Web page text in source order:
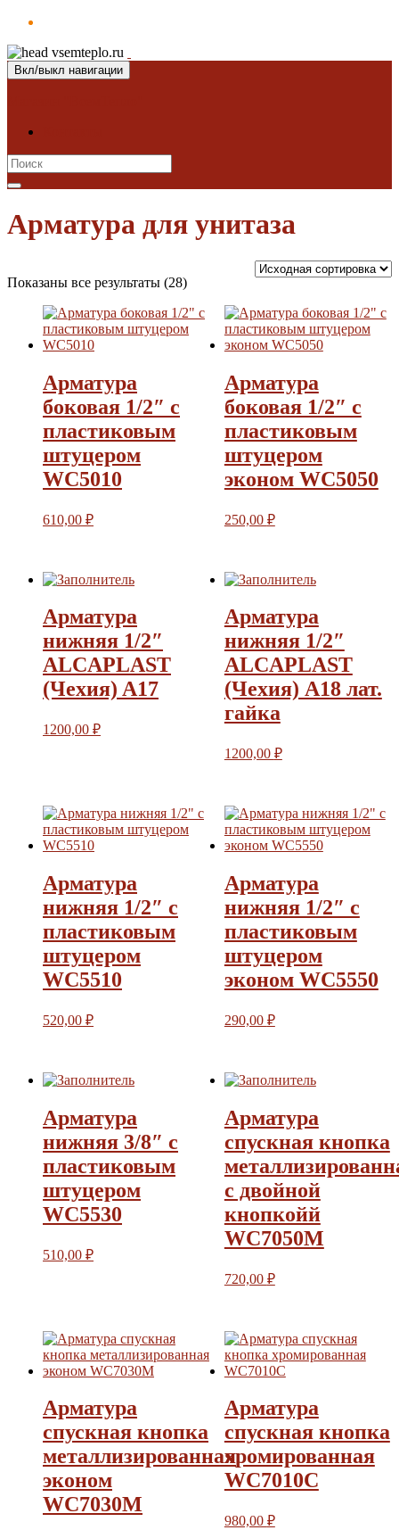
Вкл/выкл навигации
Search
for:
Арматура для унитаза
Показаны все результаты (28)
Арматура
боковая 1/2″ с
пластиковым
штуцером
WC5010
610,00 ₽
Арматура
боковая 1/2″ с
пластиковым
штуцером
эконом WC5050
250,00 ₽
Арматура
нижняя 1/2″
ALCAPLAST
(Чехия) A17
1200,00 ₽
Арматура
нижняя 1/2″
ALCAPLAST
(Чехия) А18 лат.
гайка
1200,00 ₽
Арматура
нижняя 1/2″ с
пластиковым
штуцером
WC5510
520,00 ₽
Арматура
нижняя 1/2″ с
пластиковым
штуцером
эконом WC5550
290,00 ₽
Арматура
нижняя 3/8″ с
пластиковым
штуцером
WC5530
510,00 ₽
Арматура
спускная кнопка
с двойной
кнопкойй
WC7050М
720,00 ₽
Арматура
спускная кнопка
металлизированная
эконом
WC7030M
Арматура
спускная кнопка
хромированная
WC7010C
980,00 ₽